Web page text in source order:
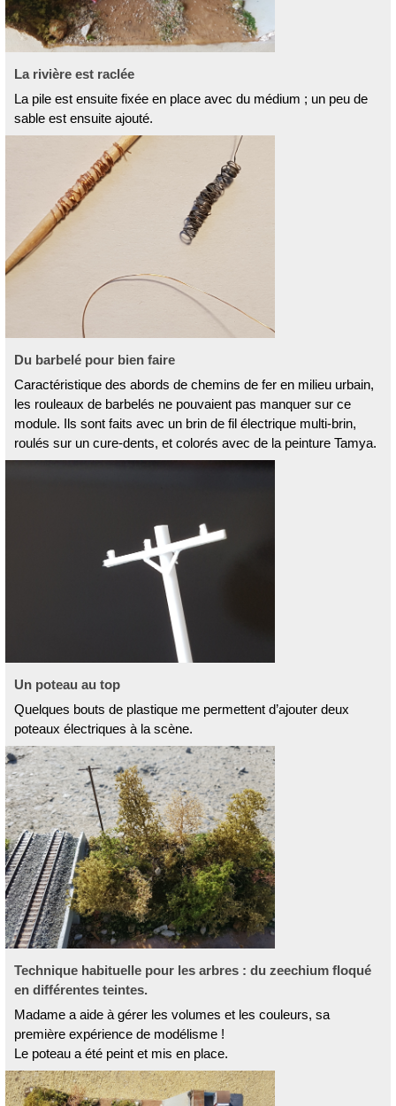
La rivière est raclée
La pile est ensuite fixée en place avec du médium ; un peu de
sable est ensuite ajouté.
Du barbelé pour bien faire
Caractéristique des abords de chemins de fer en milieu urbain,
les rouleaux de barbelés ne pouvaient pas manquer sur ce
module. Ils sont faits avec un brin de fil électrique multi-brin,
roulés sur un cure-dents, et colorés avec de la peinture Tamya.
Un poteau au top
Quelques bouts de plastique me permettent d’ajouter deux
poteaux électriques à la scène.
Technique habituelle pour les arbres : du zeechium floqué
en différentes teintes.
Madame a aide à gérer les volumes et les couleurs, sa
première expérience de modélisme !
Le poteau a été peint et mis en place.